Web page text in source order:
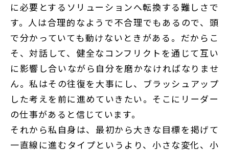
に必要とするソリューションへ転換する難しさで
す。人は合理的なようで不合理でもあるので、頭
で分かっていても動けないときがある。だからこ
そ、対話して、健全なコンフリクトを通じて互い
に影響し合いながら自分を磨かなければなりませ
ん。私はその往復を大事にし、ブラッシュアップ
した考えを前に進めていきたい。そこにリーダー
の仕事があると信じています。
それから私自身は、最初から大きな目標を掲げて
一直線に進むタイプというより、小さな変化、小